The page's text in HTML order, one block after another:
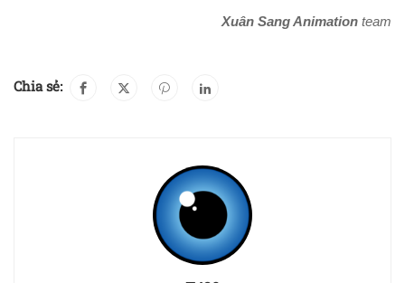
Xuân Sang Animation team
Chia sẻ: